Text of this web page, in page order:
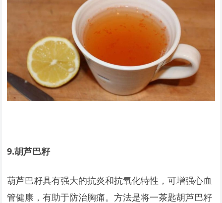
9.胡芦巴籽
葫芦巴籽具有强大的抗炎和抗氧化特性，可增强心血
管健康，有助于防治胸痛。方法是将一茶匙胡芦巴籽